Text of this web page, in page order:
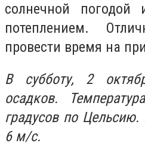
солнечной погодой
потеплением.
провести время на
В субботу, 2
осадков.
градусов по
6 м/с.